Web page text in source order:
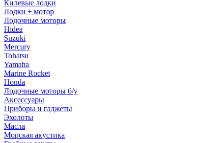
Килевые лодки
Лодки + мотор
Лодочные моторы
Hidea
Suzuki
Mercury
Tohatsu
Yamaha
Marine Rocket
Honda
Лодочные моторы б/у
Аксессуары
Приборы и гаджеты
Эхолоты
Масла
Морская акустика